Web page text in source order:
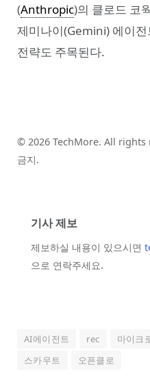
(Anthropic)의 클로드 코
제미나이(Gemini) 에이
전략도 주목된다.
© 2026 TechMore. All rights
금지.
기사 제보
제보하실 내용이 있으시면
으로 연락주세요.
AI에이전트 rec 마이크
스카우트
오픈클로